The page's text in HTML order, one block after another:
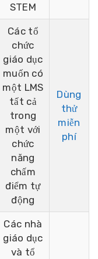
STEM
Các tổ
chức
giáo dục
muốn có
một LMS
tất cả
trong
một với
chức
năng
chấm
điểm tự
động
Dùng
thử
miễn
phí
Các nhà
giáo dục
và tổ